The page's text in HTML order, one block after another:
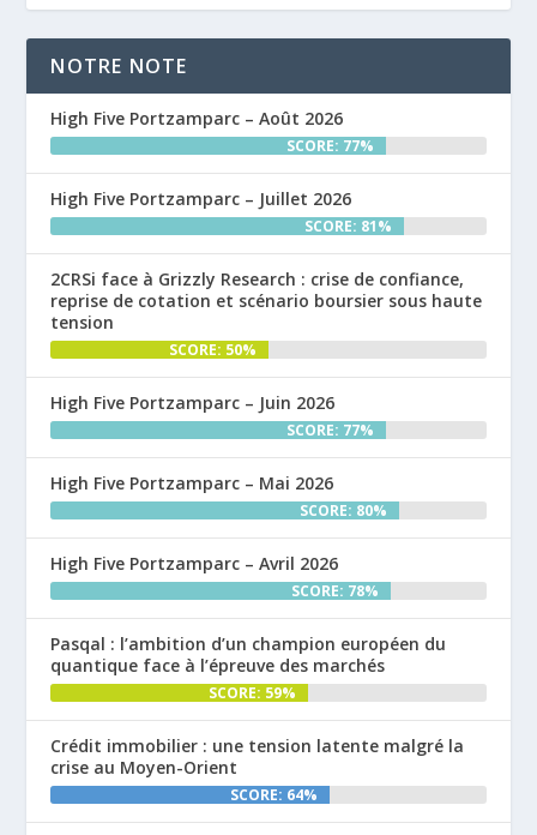
NOTRE NOTE
High Five Portzamparc – Août 2026
SCORE: 77%
High Five Portzamparc – Juillet 2026
SCORE: 81%
2CRSi face à Grizzly Research : crise de confiance,
reprise de cotation et scénario boursier sous haute
tension
SCORE: 50%
High Five Portzamparc – Juin 2026
SCORE: 77%
High Five Portzamparc – Mai 2026
SCORE: 80%
High Five Portzamparc – Avril 2026
SCORE: 78%
Pasqal : l’ambition d’un champion européen du
quantique face à l’épreuve des marchés
SCORE: 59%
Crédit immobilier : une tension latente malgré la
crise au Moyen-Orient
SCORE: 64%